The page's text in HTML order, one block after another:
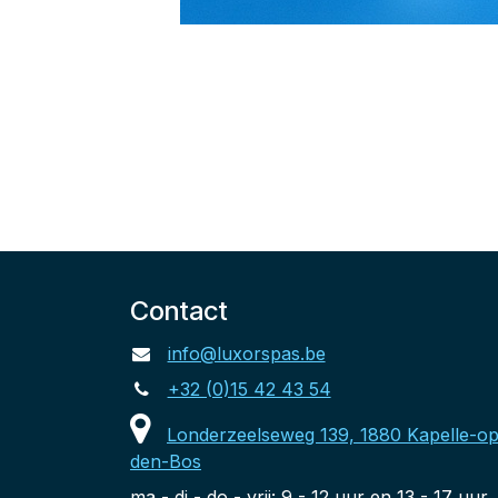
Contact
info@luxorspas.be
+32 (0)15 42 43 54
Londerzeelseweg 139, 1880 Kapelle-
den-Bos